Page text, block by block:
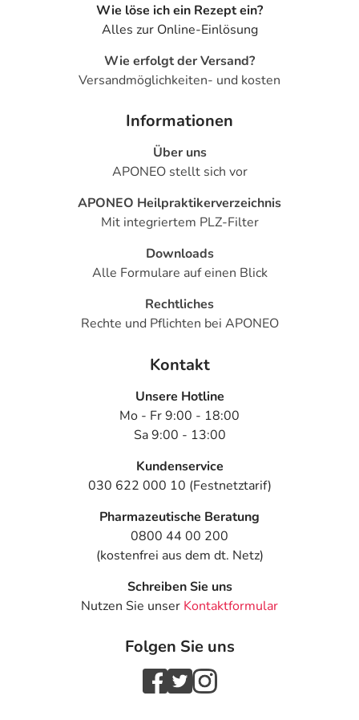
Wie löse ich ein Rezept ein?
Alles zur Online-Einlösung
Wie erfolgt der Versand?
Versandmöglichkeiten- und kosten
Informationen
Über uns
APONEO stellt sich vor
APONEO Heilpraktikerverzeichnis
Mit integriertem PLZ-Filter
Downloads
Alle Formulare auf einen Blick
Rechtliches
Rechte und Pflichten bei APONEO
Kontakt
Unsere Hotline
Mo - Fr 9:00 - 18:00
Sa 9:00 - 13:00
Kundenservice
030 622 000 10 (Festnetztarif)
Pharmazeutische Beratung
0800 44 00 200
(kostenfrei aus dem dt. Netz)
Schreiben Sie uns
Nutzen Sie unser Kontaktformular
Folgen Sie uns